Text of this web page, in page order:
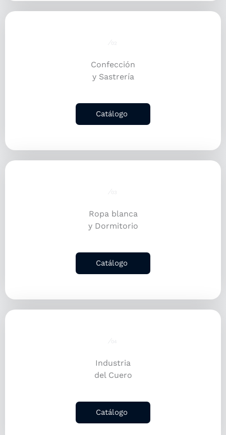
Confección
y Sastrería
Catálogo
Ropa blanca
y Dormitorio
Catálogo
Industria
del Cuero
Catálogo